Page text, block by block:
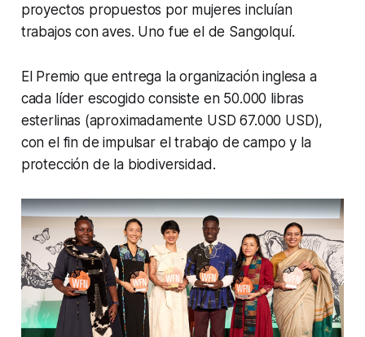
proyectos propuestos por mujeres incluían
trabajos con aves. Uno fue el de Sangolquí.
El Premio que entrega la organización inglesa a
cada líder escogido consiste en 50.000 libras
esterlinas (aproximadamente USD 67.000 USD),
con el fin de impulsar el trabajo de campo y la
protección de la biodiversidad.